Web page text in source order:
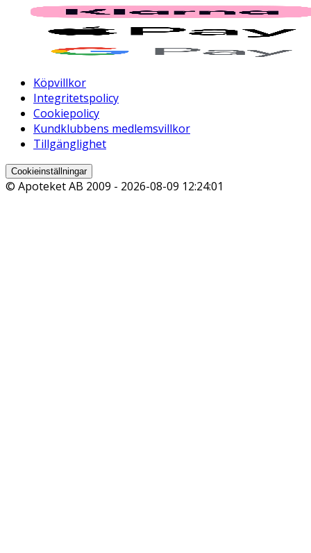
Köpvillkor
Integritetspolicy
Cookiepolicy
Kundklubbens medlemsvillkor
Tillgänglighet
Cookieinställningar
© Apoteket AB 2009 - 2026-08-09 12:24:01